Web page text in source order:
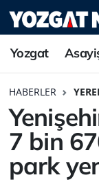
Yozgat
HABERLER
7 bin
park